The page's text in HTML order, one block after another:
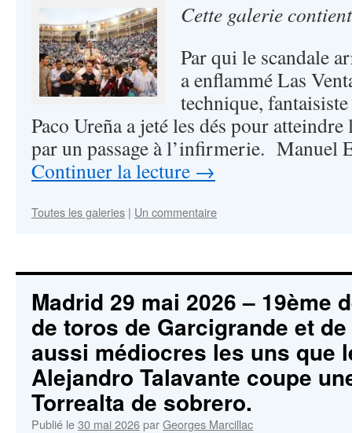
Cette galerie
Par qui le scandale
a enflammé Las
technique,
Paco Ureña a jeté les dés pour
par un passage à l’infirmerie.
Continuer la lecture →
Toutes les galeries | Un commentaire
Madrid 29 mai 2026 – 19ème
de toros de Garcigrande et
aussi médiocres les uns que
Alejandro Talavante coupe
Torrealta de sobrero.
Publié le30 mai 2026parGeorges Marcillac